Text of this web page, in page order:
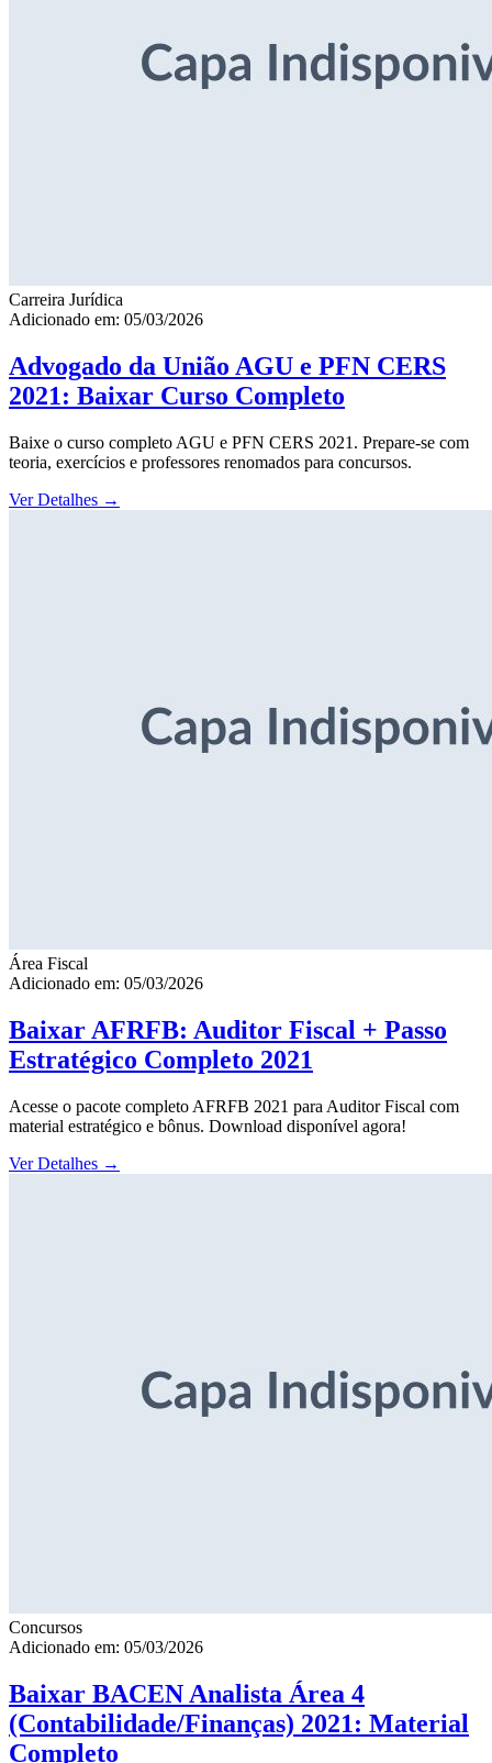
Carreira Jurídica
Adicionado em: 05/03/2026
Advogado da União AGU e PFN CERS
2021: Baixar Curso Completo
Baixe o curso completo AGU e PFN CERS 2021. Prepare-se com
teoria, exercícios e professores renomados para concursos.
Ver Detalhes →
Área Fiscal
Adicionado em: 05/03/2026
Baixar AFRFB: Auditor Fiscal + Passo
Estratégico Completo 2021
Acesse o pacote completo AFRFB 2021 para Auditor Fiscal com
material estratégico e bônus. Download disponível agora!
Ver Detalhes →
Concursos
Adicionado em: 05/03/2026
Baixar BACEN Analista Área 4
(Contabilidade/Finanças) 2021: Material
Completo